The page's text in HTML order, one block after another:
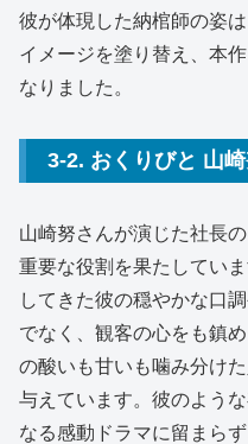
彼が体現した納棺師の姿
イメージを塗り替え、本
なりました。
3-2. おくりびと 山
山崎努さんが演じた社長
重要な役割を果たしてい
してきた彼の穏やかな口
でなく、観客の心をも鎮
の酸いも甘いも噛み分け
与えています。彼のよう
なる感動ドラマに留まら